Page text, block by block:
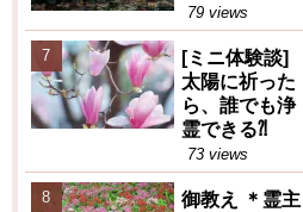
79 views
[ミニ体験談]
太陽に祈った
ら、誰でも浄
霊できる⁈
73 views
御教え ＊霊主